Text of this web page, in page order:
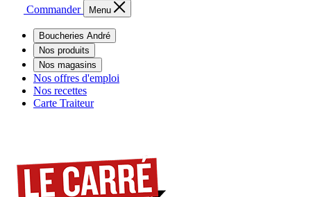
Commander Menu
Boucheries André
Nos produits
Nos magasins
Nos offres d'emploi
Nos recettes
Carte Traiteur